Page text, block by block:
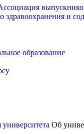
здравоохранения и
образование
Об